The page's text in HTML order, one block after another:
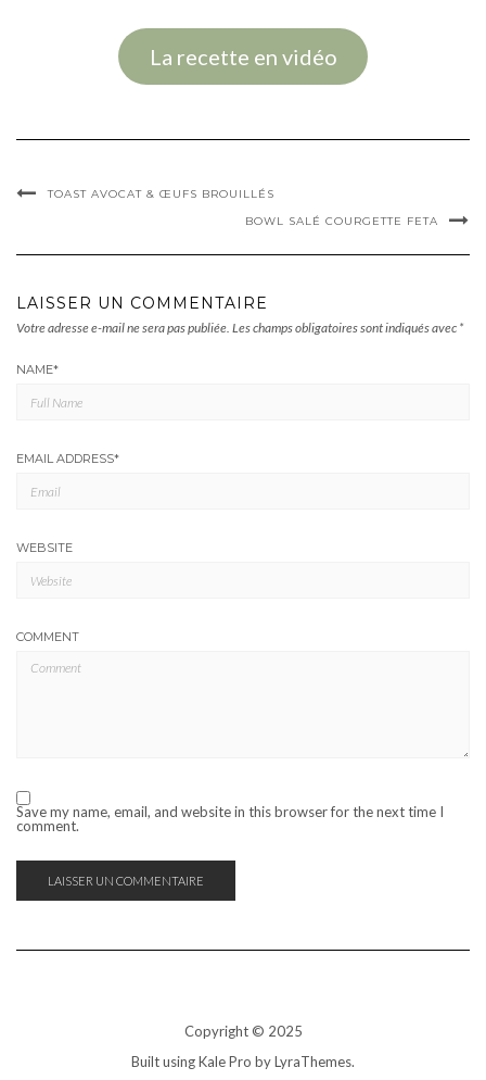
La recette en vidéo
TOAST AVOCAT & ŒUFS BROUILLÉS
BOWL SALÉ COURGETTE FETA
LAISSER UN COMMENTAIRE
Votre adresse e-mail ne sera pas publiée. Les champs obligatoires sont indiqués avec *
NAME*
EMAIL ADDRESS*
WEBSITE
COMMENT
Save my name, email, and website in this browser for the next time I
comment.
Copyright © 2025
Built usingKale Pro byLyraThemes.